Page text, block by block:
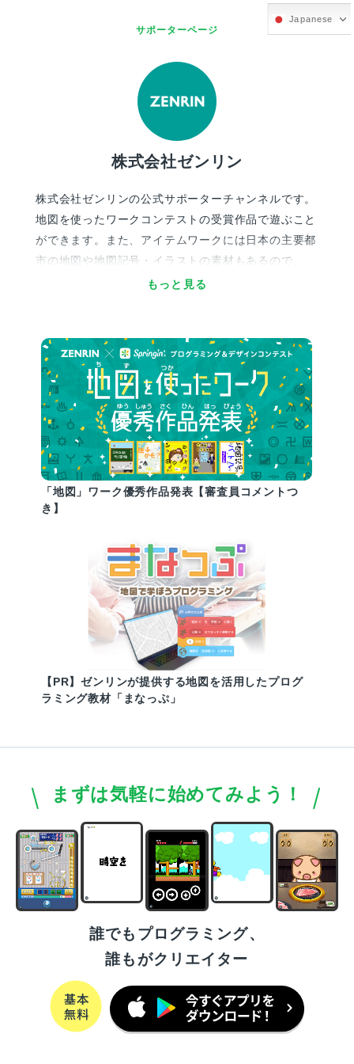
Japanese
サポーターページ
株式会社ゼンリン
株式会社ゼンリンの公式サポーターチャンネルです。
地図を使ったワークコンテストの受賞作品で遊ぶこと
ができます。また、アイテムワークには日本の主要都
市の地図や地図記号・イラストの素材もあるので、
ワークづくりに活かしてみてください。
もっと見る
「地図」ワーク優秀作品発表【審査員コメントつ
き】
【PR】ゼンリンが提供する地図を活用したプログ
ラミング教材「まなっぷ」
まずは気軽に始めてみよう！
誰でもプログラミング、
誰もがクリエイター